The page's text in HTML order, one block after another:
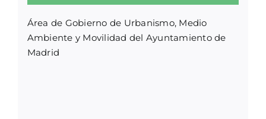
Área de Gobierno de Urbanismo, Medio
Ambiente y Movilidad del Ayuntamiento de
Madrid